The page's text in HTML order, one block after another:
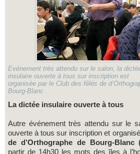
Evénement très attendu sur le salon, la
insulaire ouverte à tous sur inscription est
organisée par le Club des fêlés de
Bourg-Blanc .
La dictée insulaire ouverte à tous
Autre événement très attendu sur le
ouverte à tous sur inscription et
de d’Orthographe de Bourg-Blanc
partir de 14h30 les mots des îles à